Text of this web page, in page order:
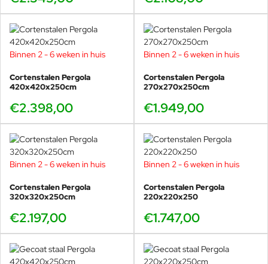
Binnen 2 - 6 weken in huis
Cortenstalen Pergola
420x420x250cm
€2.398,00
Binnen 2 - 6 weken in huis
Cortenstalen Pergola
270x270x250cm
€1.949,00
Binnen 2 - 6 weken in huis
Cortenstalen Pergola
320x320x250cm
€2.197,00
Binnen 2 - 6 weken in huis
Cortenstalen Pergola
220x220x250
€1.747,00